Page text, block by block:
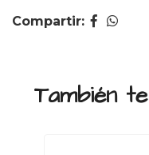
Compartir:
También